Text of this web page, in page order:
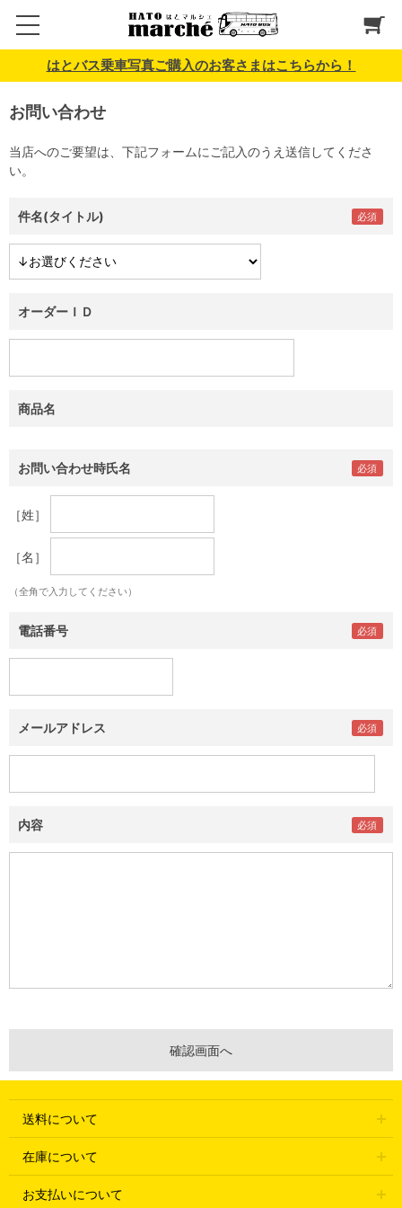
はとバス乗車写真ご購入のお客さまはこちらから！
お問い合わせ
当店へのご要望は、下記フォームにご記入のうえ送信してくださ
い。
件名(タイトル)
オーダーＩＤ
商品名
お問い合わせ時氏名
［姓］
［名］
（全角で入力してください）
電話番号
メールアドレス
内容
送料について
在庫について
お支払いについて